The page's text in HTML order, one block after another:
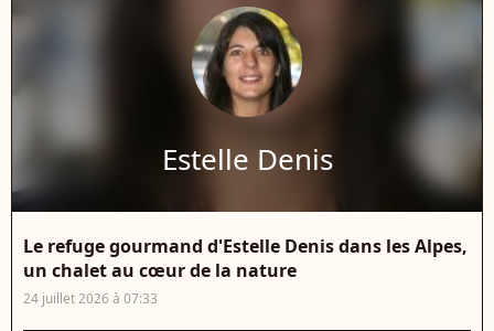
Estelle Denis
Le refuge gourmand d'Estelle Denis dans les Alpes,
un chalet au cœur de la nature
24 juillet 2026 à 07:33